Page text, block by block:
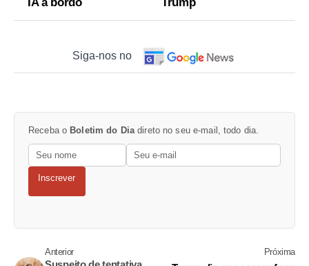
Siga-nos no
Receba o Boletim do Dia direto no seu e-mail, todo dia.
Inscrever
Anterior Próxima